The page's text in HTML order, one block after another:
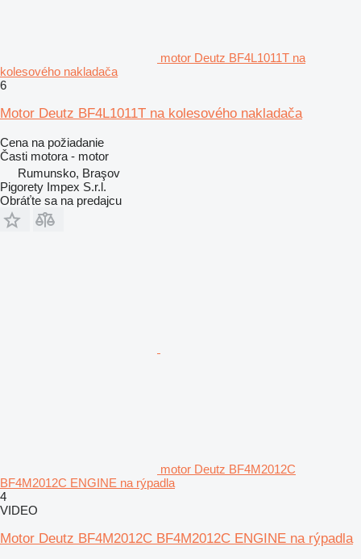
motor Deutz BF4L1011T na
kolesového nakladača
6
Motor Deutz BF4L1011T na kolesového nakladača
Cena na požiadanie
Časti motora - motor
Rumunsko, Braşov
Pigorety Impex S.r.l.
Obráťte sa na predajcu
motor Deutz BF4M2012C
BF4M2012C ENGINE na rýpadla
4
VIDEO
Motor Deutz BF4M2012C BF4M2012C ENGINE na rýpadla